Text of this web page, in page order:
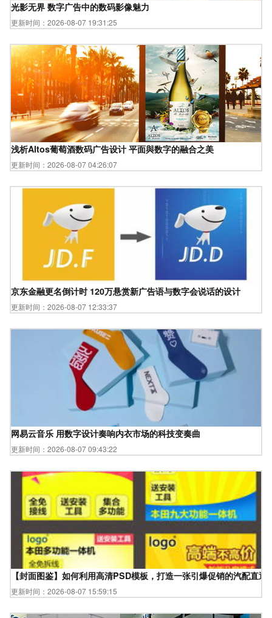
光影无界 数字广告中的数码影像魅力
更新时间：2026-08-07 19:31:25
浅析Altos葡萄酒数码广告设计 平面與数字的融合之美
更新时间：2026-08-07 04:26:07
京东金融更名倒计时 120万悬赏新广告语与数字会说话的设计
更新时间：2026-08-07 12:33:37
网易云音乐 用数字设计奏响内衣市场的科技变奏曲
更新时间：2026-08-07 09:43:22
【封面图鉴】如何利用高清PSD模板，打造一张引爆促销的汽配直通
更新时间：2026-08-07 15:59:15